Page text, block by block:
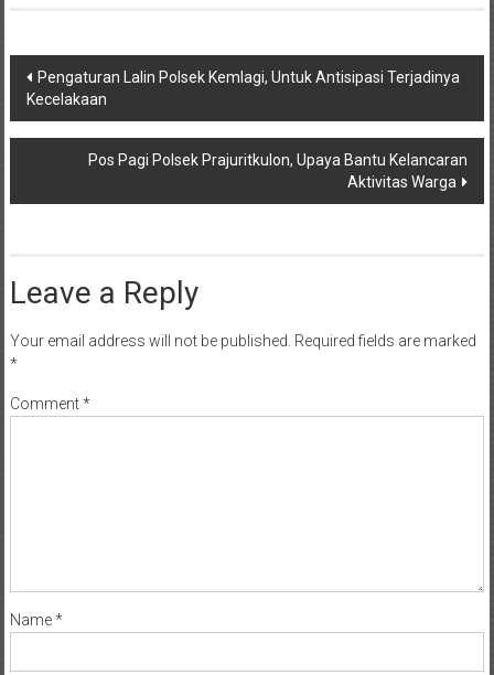
Post
navigation
Pengaturan Lalin Polsek Kemlagi, Untuk Antisipasi Terjadinya
Kecelakaan
Pos Pagi Polsek Prajuritkulon, Upaya Bantu Kelancaran
Aktivitas Warga
Leave a Reply
Your email address will not be published. Required fields are marked
*
Comment*
Name*